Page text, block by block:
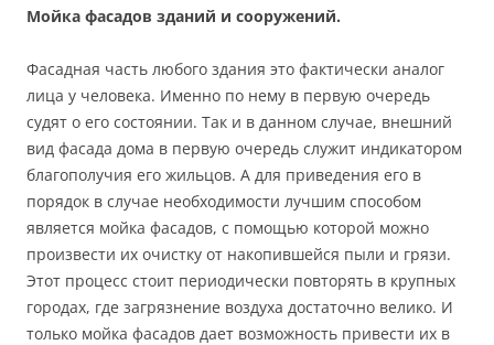
Мойка фасадов зданий и сооружений.
Фасадная часть любого здания это фактически аналог
лица у человека. Именно по нему в первую очередь
судят о его состоянии. Так и в данном случае, внешний
вид фасада дома в первую очередь служит индикатором
благополучия его жильцов. А для приведения его в
порядок в случае необходимости лучшим способом
является мойка фасадов, с помощью которой можно
произвести их очистку от накопившейся пыли и грязи.
Этот процесс стоит периодически повторять в крупных
городах, где загрязнение воздуха достаточно велико. И
только мойка фасадов дает возможность привести их в